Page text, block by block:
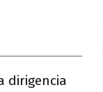
dirigencia